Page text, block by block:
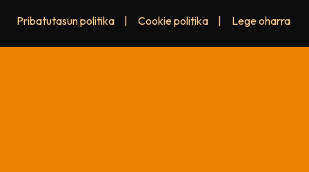
Pribatutasun politika Cookie politika Lege oharra